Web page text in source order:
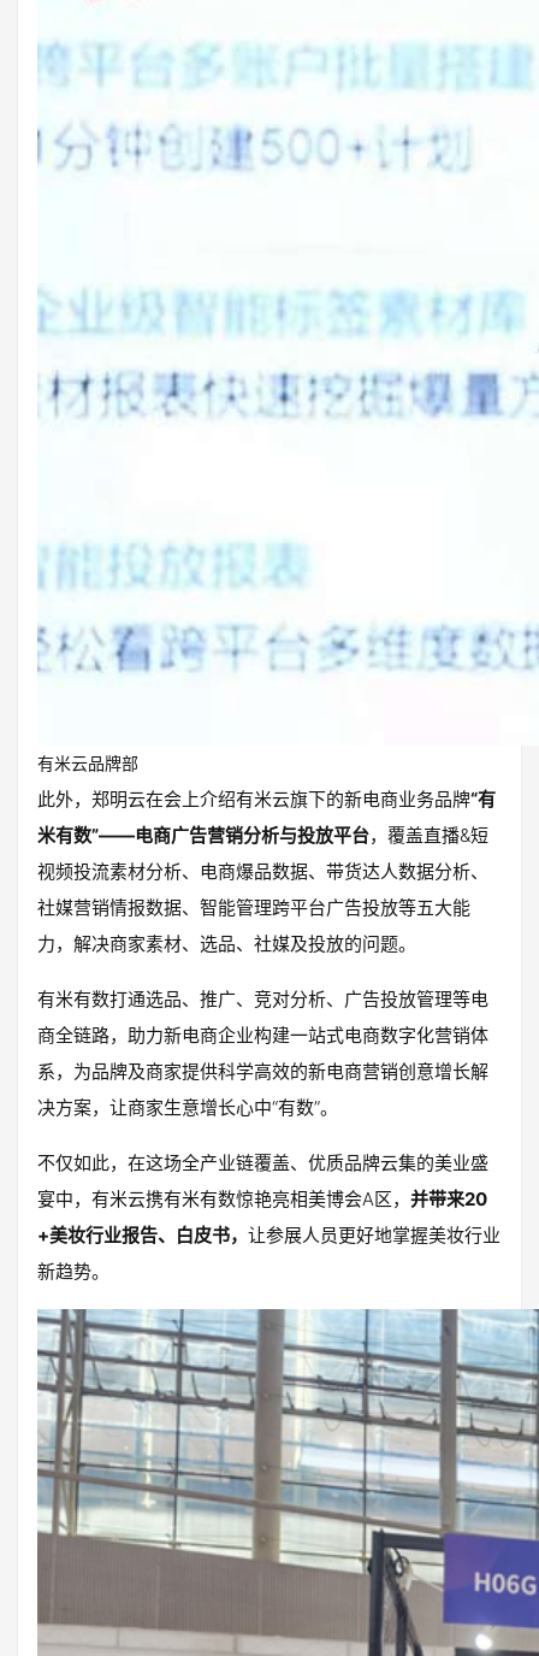
有米云品牌部
此外，郑明云在会上介绍有米云旗下的新电商业务品牌“有
米有数”——电商广告营销分析与投放平台，覆盖直播&短
视频投流素材分析、电商爆品数据、带货达人数据分析、
社媒营销情报数据、智能管理跨平台广告投放等五大能
力，解决商家素材、选品、社媒及投放的问题。
有米有数打通选品、推广、竞对分析、广告投放管理等电
商全链路，助力新电商企业构建一站式电商数字化营销体
系，为品牌及商家提供科学高效的新电商营销创意增长解
决方案，让商家生意增长心中“有数”。
不仅如此，在这场全产业链覆盖、优质品牌云集的美业盛
宴中，有米云携有米有数惊艳亮相美博会A区， 并带来20
+美妆行业报告、白皮书， 让参展人员更好地掌握美妆行业
新趋势。